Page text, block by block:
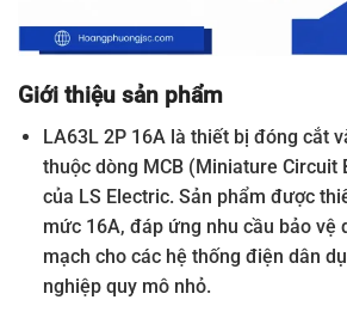
Giới thiệu sản phẩm
LA63L 2P 16A là thiết bị đóng cắt
thuộc dòng MCB (Miniature Circuit
của LS Electric. Sản phẩm được
mức 16A, đáp ứng nhu cầu bảo vệ
mạch cho các hệ thống điện dân
nghiệp quy mô nhỏ.